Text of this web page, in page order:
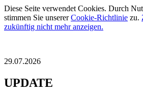
Diese Seite verwendet Cookies. Durch
stimmen Sie unsererCookie-Richtlinie zu.
zukünftig nicht mehr anzeigen.
29.07.2026
UPDATE